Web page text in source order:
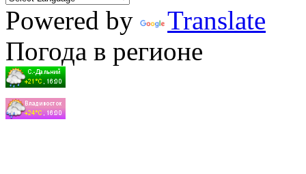
Powered by
Translate
Погода в регионе